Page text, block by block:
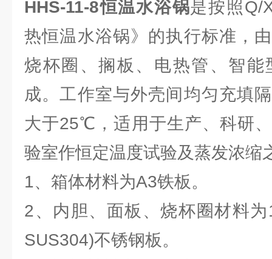
HHS-11-8恒温水浴锅是按照Q/
热恒温水浴锅》的执行标准，
烧杯圈、搁板、电热管、智能
成。工作室与外壳间均匀充填
大于25℃，适用于生产、科研
验室作恒定温度试验及蒸发浓缩
1、箱体材料为A3铁板。
2、内胆、面板、烧杯圈材料
SUS304)不锈钢板。